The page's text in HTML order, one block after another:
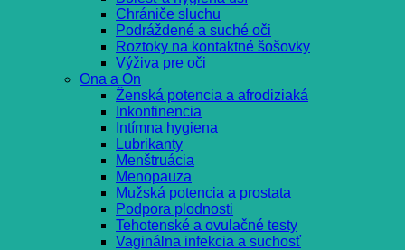
Chrániče sluchu
Podráždené a suché oči
Roztoky na kontaktné šošovky
Výživa pre oči
Ona a On
Ženská potencia a afrodiziaká
Inkontinencia
Intímna hygiena
Lubrikanty
Menštruácia
Menopauza
Mužská potencia a prostata
Podpora plodnosti
Tehotenské a ovulačné testy
Vaginálna infekcia a suchosť